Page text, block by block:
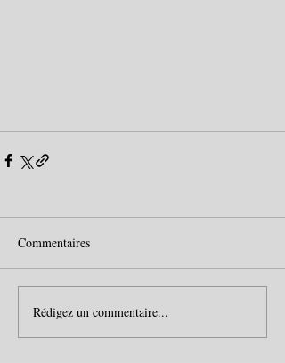
Commentaires
Rédigez un commentaire...